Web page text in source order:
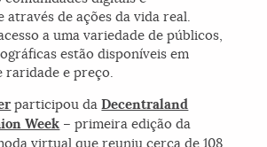
através de ações da vida real.
a uma variedade de públicos,
estão disponíveis em
raridade e preço.
participou daDecentraland
Week – primeira edição da
virtual que reuniu cerca de 108